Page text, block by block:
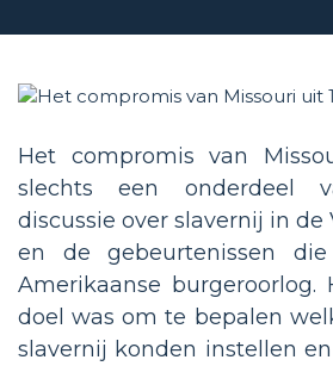
Het compromis van
slechts een onderdeel
discussie over slavernij in de
en de gebeurtenissen
Amerikaanse burgeroorlog.
doel was om te bepalen
slavernij konden instellen